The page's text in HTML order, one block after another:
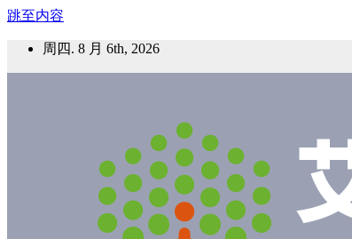
跳至内容
周四. 8 月 6th, 2026